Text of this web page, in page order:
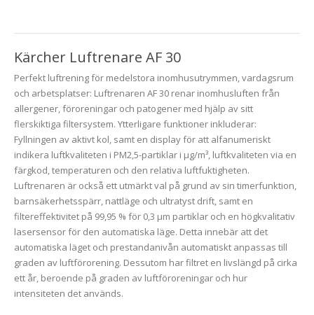
Kärcher Luftrenare AF 30
Perfekt luftrening för medelstora inomhusutrymmen, vardagsrum
och arbetsplatser: Luftrenaren AF 30 renar inomhusluften från
allergener, föroreningar och patogener med hjälp av sitt
flerskiktiga filtersystem. Ytterligare funktioner inkluderar:
Fyllningen av aktivt kol, samt en display för att alfanumeriskt
indikera luftkvaliteten i PM2,5-partiklar i µg/m³, luftkvaliteten via en
färgkod, temperaturen och den relativa luftfuktigheten.
Luftrenaren är också ett utmärkt val på grund av sin timerfunktion,
barnsäkerhetsspärr, nattläge och ultratyst drift, samt en
filtereffektivitet på 99,95 % för 0,3 µm partiklar och en högkvalitativ
lasersensor för den automatiska läge. Detta innebär att det
automatiska läget och prestandanivån automatiskt anpassas till
graden av luftförorening. Dessutom har filtret en livslängd på cirka
ett år, beroende på graden av luftföroreningar och hur
intensiteten det används.